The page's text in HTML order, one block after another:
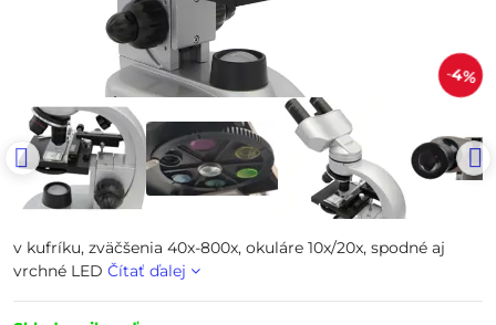
4%
v kufríku, zväčšenia 40x-800x, okuláre 10x/20x, spodné aj
vrchné LED Čítať ďalej